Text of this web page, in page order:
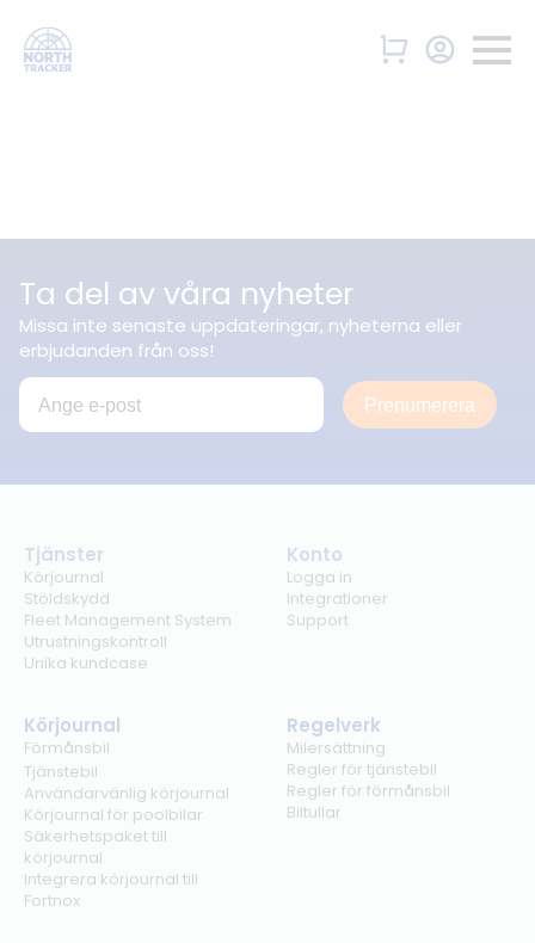
Ta del av våra nyheter
Missa inte senaste uppdateringar, nyheterna eller
erbjudanden från oss!
Prenumerera
Tjänster
Körjournal
Stöldskydd
Fleet Management System
Utrustningskontroll
Unika kundcase
Konto
Logga in
Integrationer
Support
Körjournal
Förmånsbil
Tjänstebil
Användarvänlig körjournal
Körjournal för poolbilar
Säkerhetspaket till
körjournal
Integrera körjournal till
Fortnox
Regelverk
Milersättning
Regler för tjänstebil
Regler för förmånsbil
Biltullar